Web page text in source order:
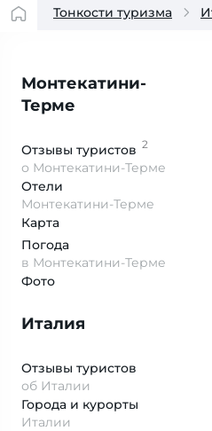
Тонкости туризма
Монтекатини-
Терме
Отзывы туристов 2
о Монтекатини-Терме
Отели
Монтекатини-Терме
Карта
Погода
в Монтекатини-Терме
Фото
Италия
Отзывы туристов
об Италии
Города и курорты
Италии